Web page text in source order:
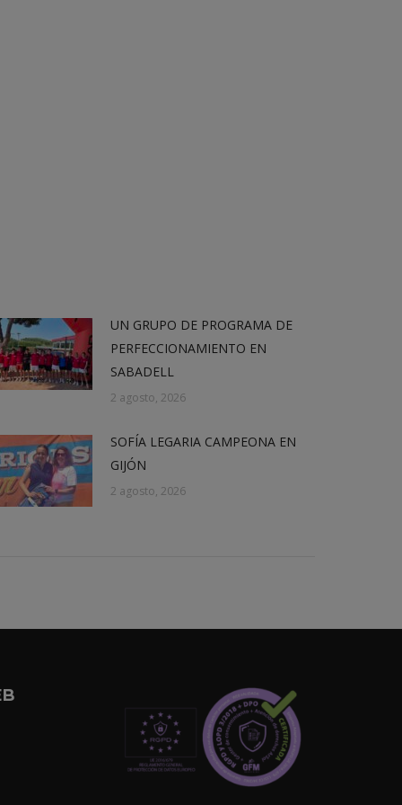
UN GRUPO DE PROGRAMA DE
PERFECCIONAMIENTO EN
SABADELL
2 agosto, 2026
SOFÍA LEGARIA CAMPEONA EN
GIJÓN
2 agosto, 2026